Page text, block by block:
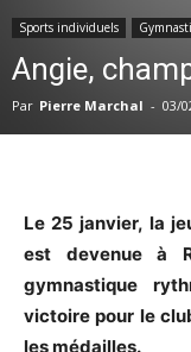
Sports individuels
Angie,
Par Pierre Marchal - 03/
Le 25 janvier, la
est devenue à
gymnastique
victoire pour le
les médailles.